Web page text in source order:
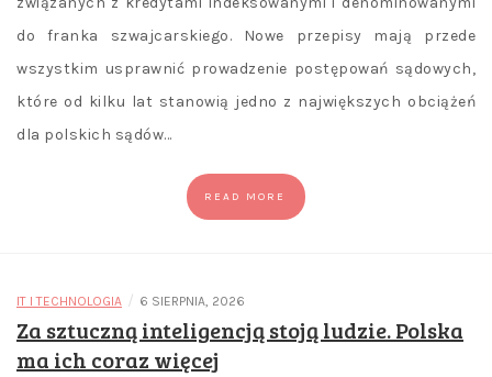
do franka szwajcarskiego. Nowe przepisy mają przede
wszystkim usprawnić prowadzenie postępowań sądowych,
które od kilku lat stanowią jedno z największych obciążeń
dla polskich sądów…
READ MORE
IT I TECHNOLOGIA / 6 SIERPNIA, 2026
Za sztuczną inteligencją stoją ludzie. Polska
ma ich coraz więcej